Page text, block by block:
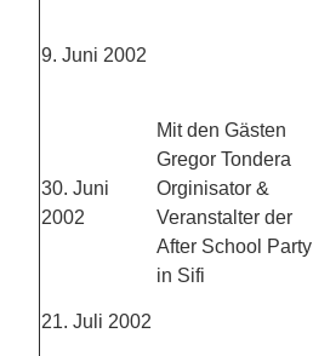
9. Juni 2002
30. Juni
2002
Mit den Gästen
Gregor Tondera
Orginisator &
Veranstalter der
After School Party
in Sifi
21. Juli 2002